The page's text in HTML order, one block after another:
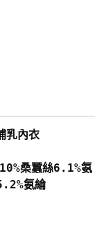
乳內衣
桑蠶絲6.1%氨
氨綸